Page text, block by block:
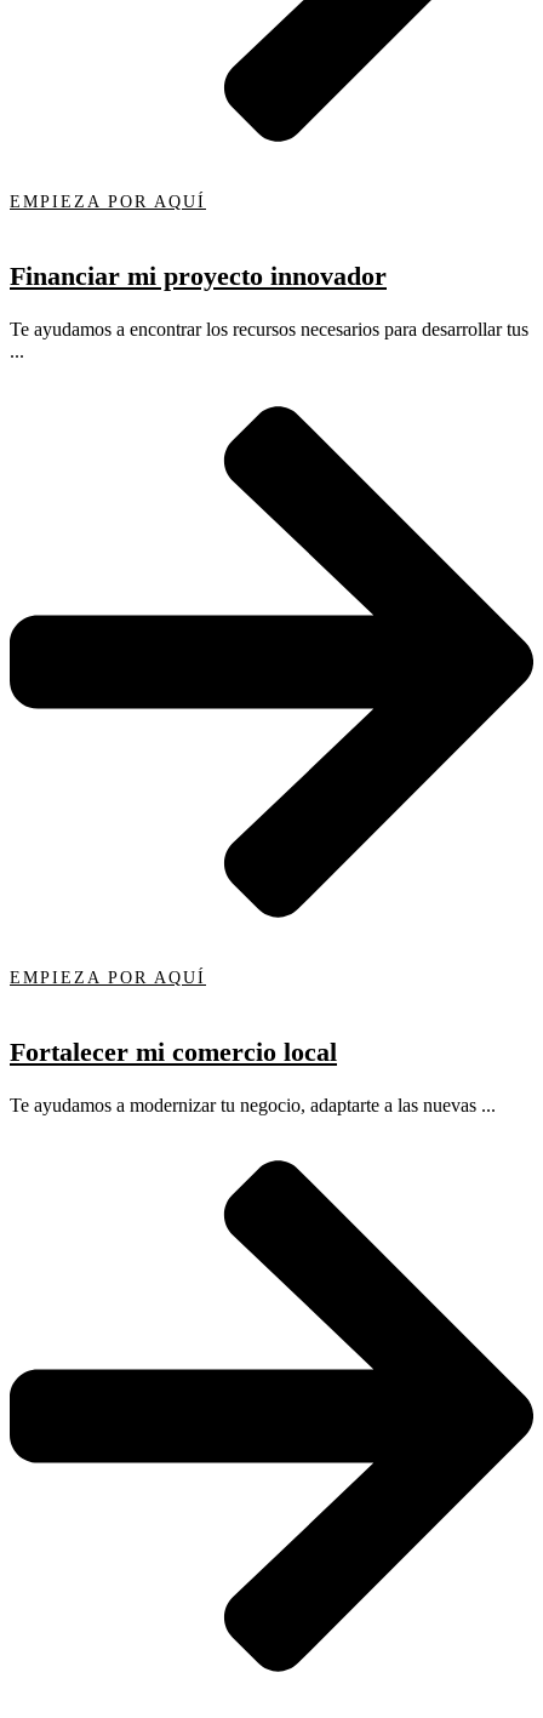
EMPIEZA POR AQUÍ
Financiar mi proyecto innovador
Te ayudamos a encontrar los recursos necesarios para desarrollar tus
...
EMPIEZA POR AQUÍ
Fortalecer mi comercio local
Te ayudamos a modernizar tu negocio, adaptarte a las nuevas ...